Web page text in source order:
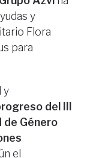
y
Flora
para
y
del III
de Género
el